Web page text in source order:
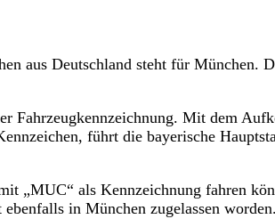
aus Deutschland steht für München.
Fahrzeugkennzeichnung. Mit dem
führt die bayerische
„MUC“ als Kennzeichnung fahren
in München zugelassen worden.